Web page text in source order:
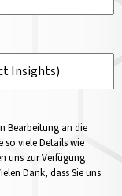
Bearbeitung an die
so viele Details wie
uns zur Verfügung
Dank, dass Sie uns